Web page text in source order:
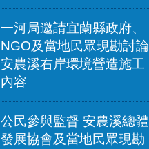
一河局邀請宜蘭縣政府、
NGO及當地民眾現勘討論
安農溪右岸環境營造施工
內容
公民參與監督 安農溪總體
發展協會及當地民眾現勘